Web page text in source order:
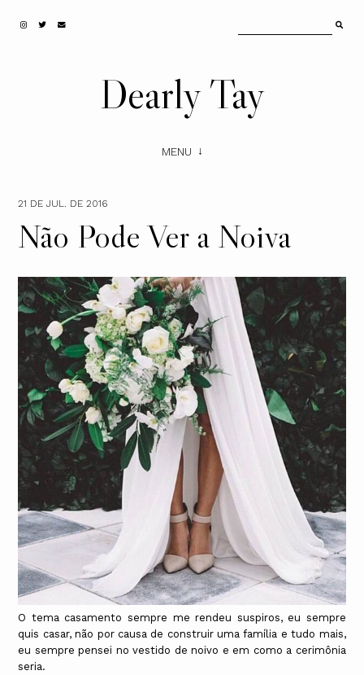
Dearly Tay
MENU
21 DE JUL. DE 2016
Não Pode Ver a Noiva
O tema casamento sempre me rendeu suspiros, eu sempre
quis casar, não por causa de construir uma família e tudo mais,
eu sempre pensei no vestido de noivo e em como a cerimônia
seria.